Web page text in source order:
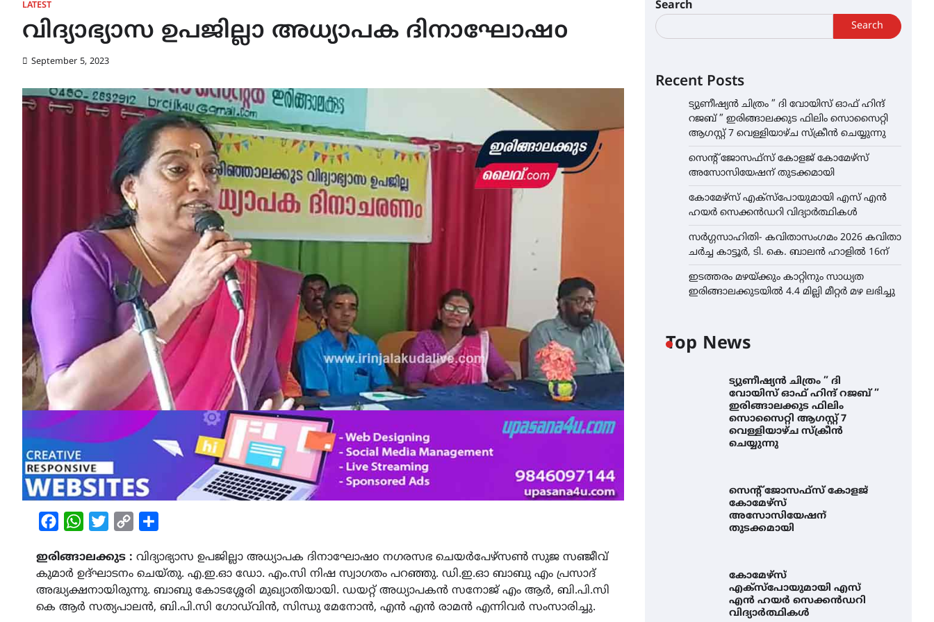
LATEST
വിദ്യാഭ്യാസ ഉപജില്ലാ അധ്യാപക ദിനാഘോഷo
September 5, 2023
FacebookWhatsAppTwitterCopy
ഇരിങ്ങാലക്കുട : വിദ്യാഭ്യാസ ഉപജില്ലാ അധ്യാപക ദിനാഘോഷo നഗരസഭ ചെയർപേഴ്സൺ സുജ സഞ്ജീവ്
കുമാർ ഉദ്ഘാടനം ചെയ്തു. എ.ഇ.ഓ ഡോ. എം.സി നിഷ സ്വാഗതം പറഞ്ഞു. ഡി.ഇ.ഓ ബാബു എം പ്രസാദ്
അദ്ധ്യക്ഷനായിരുന്നു. ബാബു കോടശ്ശേരി മുഖ്യാതിയായി. ഡയറ്റ് അധ്യാപകൻ സനോജ് എം ആർ, ബി.പി.സി
കെ ആർ സത്യപാലൻ, ബി.പി.സി ഗോഡ്‌വിൻ, സിന്ധു മേനോൻ, എൻ എൻ രാമൻ എന്നിവർ സംസാരിച്ചു.
Search
Search
Recent Posts
ട്യുണീഷ്യൻ ചിത്രം ” ദി വോയിസ് ഓഫ് ഹിന്ദ്
റജബ് ” ഇരിങ്ങാലക്കുട ഫിലിം സൊസൈറ്റി
ആഗസ്റ്റ് 7 വെള്ളിയാഴ്ച സ്‌ക്രീൻ ചെയ്യുന്നു
സെന്റ് ജോസഫ്സ് കോളജ് കോമേഴ്‌സ്
അസോസിയേഷന് തുടക്കമായി
കോമേഴ്സ് എക്സ്പോയുമായി എസ് എൻ
ഹയർ സെക്കൻഡറി വിദ്യാർത്ഥികൾ
സർഗ്ഗസാഹിതി- കവിതാസംഗമം 2026 കവിതാ
ചർച്ച കാട്ടൂർ, ടി. കെ. ബാലൻ ഹാളിൽ 16ന്
ഇടത്തരം മഴയ്ക്കും കാറ്റിനും സാധ്യത
ഇരിങ്ങാലക്കുടയിൽ 4.4 മില്ലി മീറ്റർ മഴ ലഭിച്ചു
Top News
ട്യുണീഷ്യൻ ചിത്രം ” ദി
വോയിസ് ഓഫ് ഹിന്ദ് റജബ് ”
ഇരിങ്ങാലക്കുട ഫിലിം
സൊസൈറ്റി ആഗസ്റ്റ് 7
വെള്ളിയാഴ്ച സ്‌ക്രീൻ
ചെയ്യുന്നു
സെന്റ് ജോസഫ്സ് കോളജ്
കോമേഴ്‌സ്
അസോസിയേഷന്
തുടക്കമായി
കോമേഴ്സ്
എക്സ്പോയുമായി എസ്
എൻ ഹയർ സെക്കൻഡറി
വിദ്യാർത്ഥികൾ